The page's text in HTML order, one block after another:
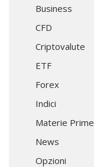
Business
CFD
Criptovalute
ETF
Forex
Indici
Materie Prime
News
Opzioni